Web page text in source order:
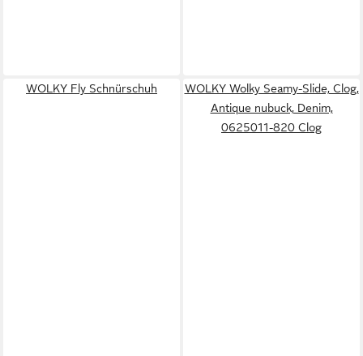
WOLKY Fly Schnürschuh
WOLKY Wolky Seamy-Slide, Clog,
Antique nubuck, Denim,
0625011-820 Clog